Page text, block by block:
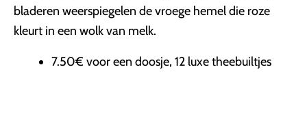
bladeren weerspiegelen de vroege hemel die roze
kleurt in een wolk van melk.
7.50€ voor een doosje, 12 luxe theebuiltjes